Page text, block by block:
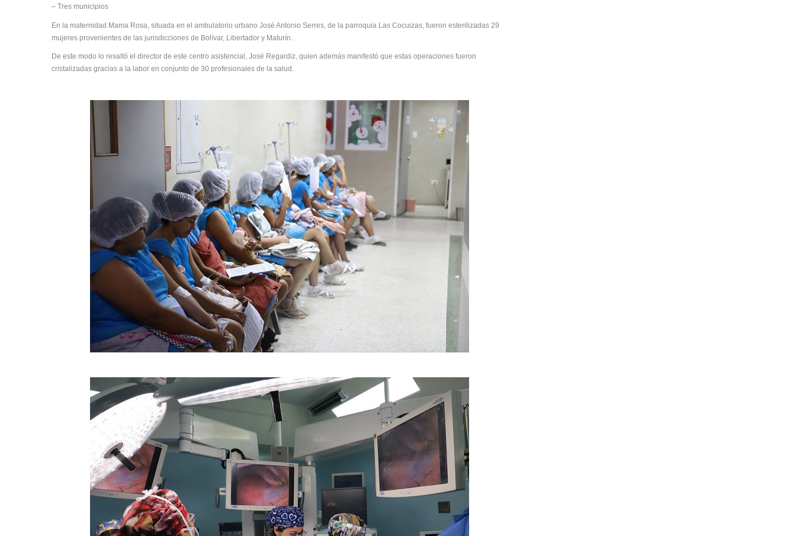
– Tres municipios
En la maternidad Mama Rosa, situada en el ambulatorio urbano José Antonio Serres, de la parroquia Las Cocuizas, fueron esterilizadas 29
mujeres provenientes de las jurisdicciones de Bolívar, Libertador y Maturín.
De este modo lo resaltó el director de este centro asistencial, José Regardiz, quien además manifestó que estas operaciones fueron
cristalizadas gracias a la labor en conjunto de 30 profesionales de la salud.